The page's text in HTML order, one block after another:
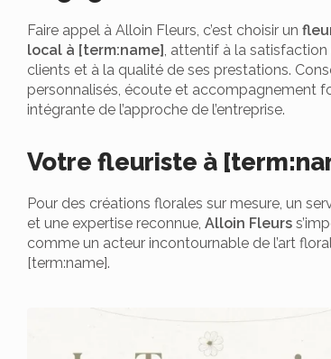
Faire appel à Alloin Fleurs, c’est choisir un
local à [term:name], attentif à la satisfaction
clients et à la qualité de ses prestations.
personnalisés, écoute et accompagnement
intégrante de l’approche de l’entreprise.
Votre fleuriste à
Pour des créations florales sur mesure, un
et une expertise reconnue, Alloin Fleurs
comme un acteur incontournable de l’art
[term:name].